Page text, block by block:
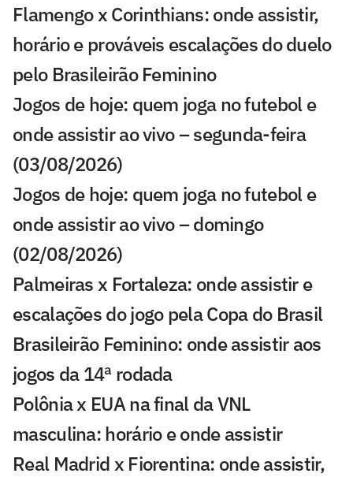
Flamengo x Corinthians: onde assistir,
horário e prováveis escalações do duelo
pelo Brasileirão Feminino
Jogos de hoje: quem joga no futebol e
onde assistir ao vivo – segunda-feira
(03/08/2026)
Jogos de hoje: quem joga no futebol e
onde assistir ao vivo – domingo
(02/08/2026)
Palmeiras x Fortaleza: onde assistir e
escalações do jogo pela Copa do Brasil
Brasileirão Feminino: onde assistir aos
jogos da 14ª rodada
Polônia x EUA na final da VNL
masculina: horário e onde assistir
Real Madrid x Fiorentina: onde assistir,